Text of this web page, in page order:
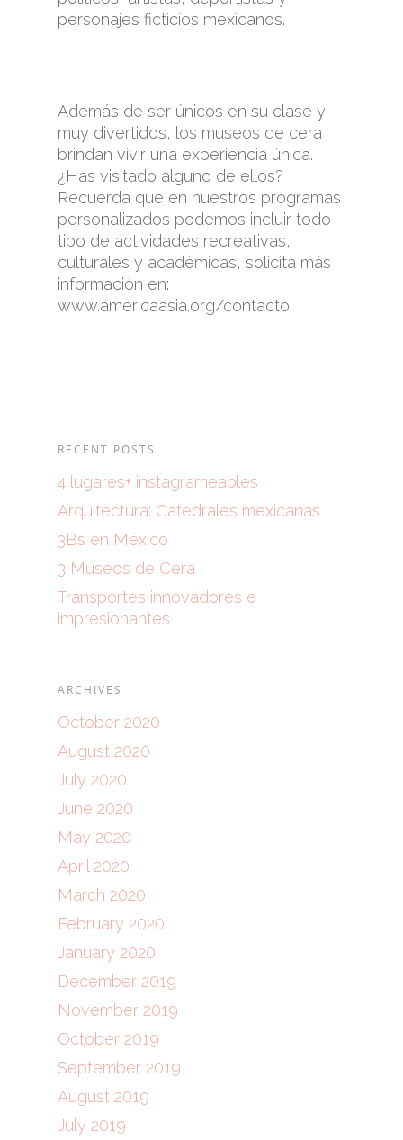
personajes ficticios mexicanos.
Además de ser únicos en su clase y
muy divertidos, los museos de cera
brindan vivir una experiencia única.
¿Has visitado alguno de ellos?
Recuerda que en nuestros programas
personalizados podemos incluir todo
tipo de actividades recreativas,
culturales y académicas, solicita más
información en:
www.americaasia.org/contacto
RECENT POSTS
4 lugares+ instagrameables
Arquitectura: Catedrales mexicanas
3Bs en México
3 Museos de Cera
Transportes innovadores e
impresionantes
ARCHIVES
October 2020
August 2020
July 2020
June 2020
May 2020
April 2020
March 2020
February 2020
January 2020
December 2019
November 2019
October 2019
September 2019
August 2019
July 2019